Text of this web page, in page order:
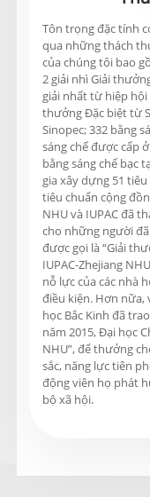
Tôn trọng đặc tính
qua những thách
của chúng tôi bao
2 giải nhì Giải
giải nhất từ hiệp
thưởng Đặc biệt từ
Sinopec; 332 bằng
sáng chế được cấp
bằng sáng chế bạc
gia xây dựng 51
tiêu chuẩn cộng
NHU và IUPAC đã
cho những người
được gọi là “Giải
IUPAC-Zhejiang
nỗ lực của các nhà
điều kiện. Hơn nữa,
học Bắc Kinh đã
năm 2015, Đại học
NHU”, để thưởng
sắc, năng lực tiên
động viên họ phát
bộ xã hội.